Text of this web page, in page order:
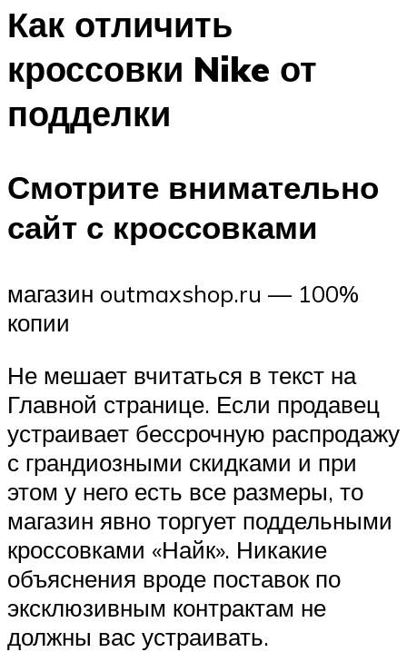
Как отличить
кроссовки Nike от
подделки
Смотрите внимательно
сайт с кроссовками
магазин outmaxshop.ru — 100%
копии
Не мешает вчитаться в текст на
Главной странице. Если продавец
устраивает бессрочную распродажу
с грандиозными скидками и при
этом у него есть все размеры, то
магазин явно торгует поддельными
кроссовками «Найк». Никакие
объяснения вроде поставок по
эксклюзивным контрактам не
должны вас устраивать.